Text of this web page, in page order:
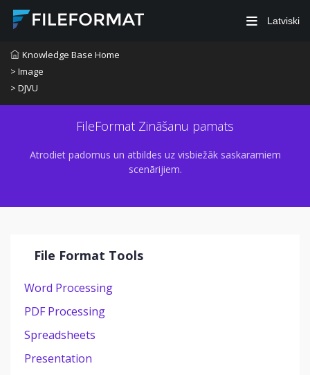
Latviski
Knowledge Base Home
> Image
> DJVU
FileFormat Zināšanu pamats
Atrodiet padomus un atbildes uz visbiežāk saskaramiem
scenārijiem.
File Format Tools
Word Processing
PDF Processing
Spreadsheets
Presentation